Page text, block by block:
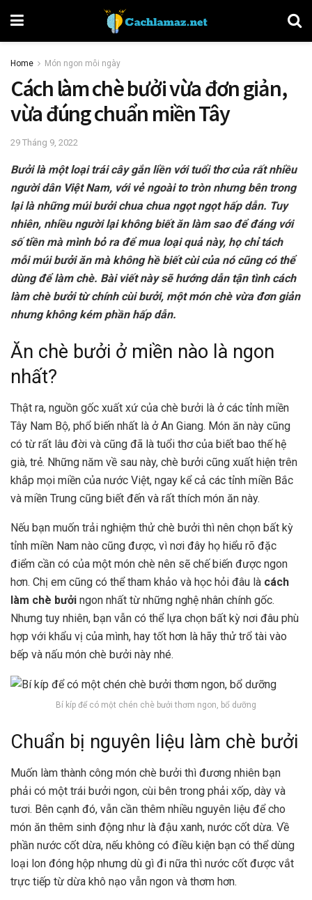
Home Món ngon mỗi ngày
Cách làm chè bưởi vừa đơn giản,
vừa đúng chuẩn miền Tây
29 Tháng 9, 2022
Bưởi là một loại trái cây gắn liền với tuổi thơ của rất nhiều
người dân Việt Nam, với vẻ ngoài to tròn nhưng bên trong
lại là những múi bưởi chua chua ngọt ngọt hấp dẫn. Tuy
nhiên, nhiều người lại không biết ăn làm sao để đáng với
số tiền mà mình bỏ ra để mua loại quả này, họ chỉ tách
mỗi múi bưởi ăn mà không hề biết cùi của nó cũng có thể
dùng để làm chè. Bài viết này sẽ hướng dẫn tận tình cách
làm chè bưởi từ chính cùi bưởi, một món chè vừa đơn giản
nhưng không kém phần hấp dẫn.
Ăn chè bưởi ở miền nào là ngon
nhất?
Thật ra, nguồn gốc xuất xứ của chè bưởi là ở các tỉnh miền
Tây Nam Bộ, phổ biến nhất là ở An Giang. Món ăn này cũng
có từ rất lâu đời và cũng đã là tuổi thơ của biết bao thế hệ
già, trẻ. Những năm về sau này, chè bưởi cũng xuất hiện trên
khắp mọi miền của nước Việt, ngay kể cả các tỉnh miền Bắc
và miền Trung cũng biết đến và rất thích món ăn này.
Nếu bạn muốn trải nghiệm thử chè bưởi thì nên chọn bất kỳ
tỉnh miền Nam nào cũng được, vì nơi đây họ hiểu rõ đặc
điểm cần có của một món chè nên sẽ chế biến được ngon
hơn. Chị em cũng có thể tham khảo và học hỏi đâu là cách
làm chè bưởi ngon nhất từ những nghệ nhân chính gốc.
Nhưng tuy nhiên, bạn vẫn có thể lựa chọn bất kỳ nơi đâu phù
hợp với khẩu vị của mình, hay tốt hơn là hãy thử trổ tài vào
bếp và nấu món chè bưởi này nhé.
Bí kíp để có một chén chè bưởi thơm ngon, bổ dưỡng
Chuẩn bị nguyên liệu làm chè bưởi
Muốn làm thành công món chè bưởi thì đương nhiên bạn
phải có một trái bưởi ngon, cùi bên trong phải xốp, dày và
tươi. Bên cạnh đó, vẫn cần thêm nhiều nguyên liệu để cho
món ăn thêm sinh động như là đậu xanh, nước cốt dừa. Về
phần nước cốt dừa, nếu không có điều kiện bạn có thể dùng
loại lon đóng hộp nhưng dù gì đi nữa thì nước cốt được vắt
trực tiếp từ dừa khô nạo vẫn ngon và thơm hơn.